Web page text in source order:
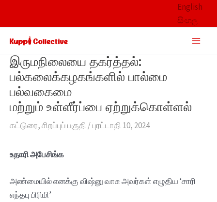
English
සිංහල
Main
இருமநிலையை தகர்த்தல்:
பல்கலைக்கழகங்களில் பால்மை
பல்வகைமை
மற்றும் உள்ளீர்ப்பை ஏற்றுக்கொள்ளல்
கட்டுரை,சிறப்புப் பகுதி /புரட்டாதி 10, 2024
உதாரி அபேசிங்க‌
அண்மையில் எனக்கு விஷ்னு வாசு அவர்கள் எழுதிய ‘சாரி
எந்தபு பிரிமி’